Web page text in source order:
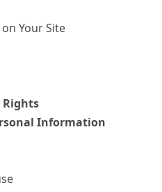
Your Site
Rights
Information